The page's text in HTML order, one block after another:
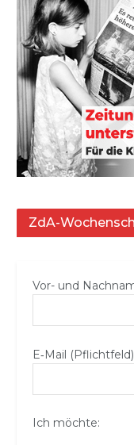
ZdA-
Vor- und
E‑Mail (Pflichtfeld)
Ich möchte: